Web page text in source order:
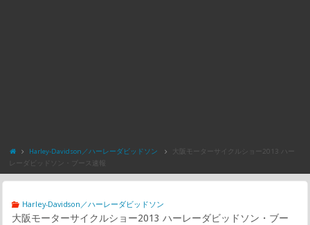
Harley-Davidson／ハーレーダビッドソン
大阪モーターサイクルショー2013 ハー
レーダビッドソン・ブース速報
Harley-Davidson／ハーレーダビッドソン
大阪モーターサイクルショー2013 ハーレーダビッドソン・ブー